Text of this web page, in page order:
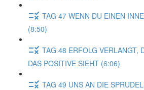
TAG 47 WENN DU EINEN
(8:50)
TAG 48 ERFOLG VERLANGT,
DAS POSITIVE SIEHT (6:06)
TAG 49 UNS AN DIE